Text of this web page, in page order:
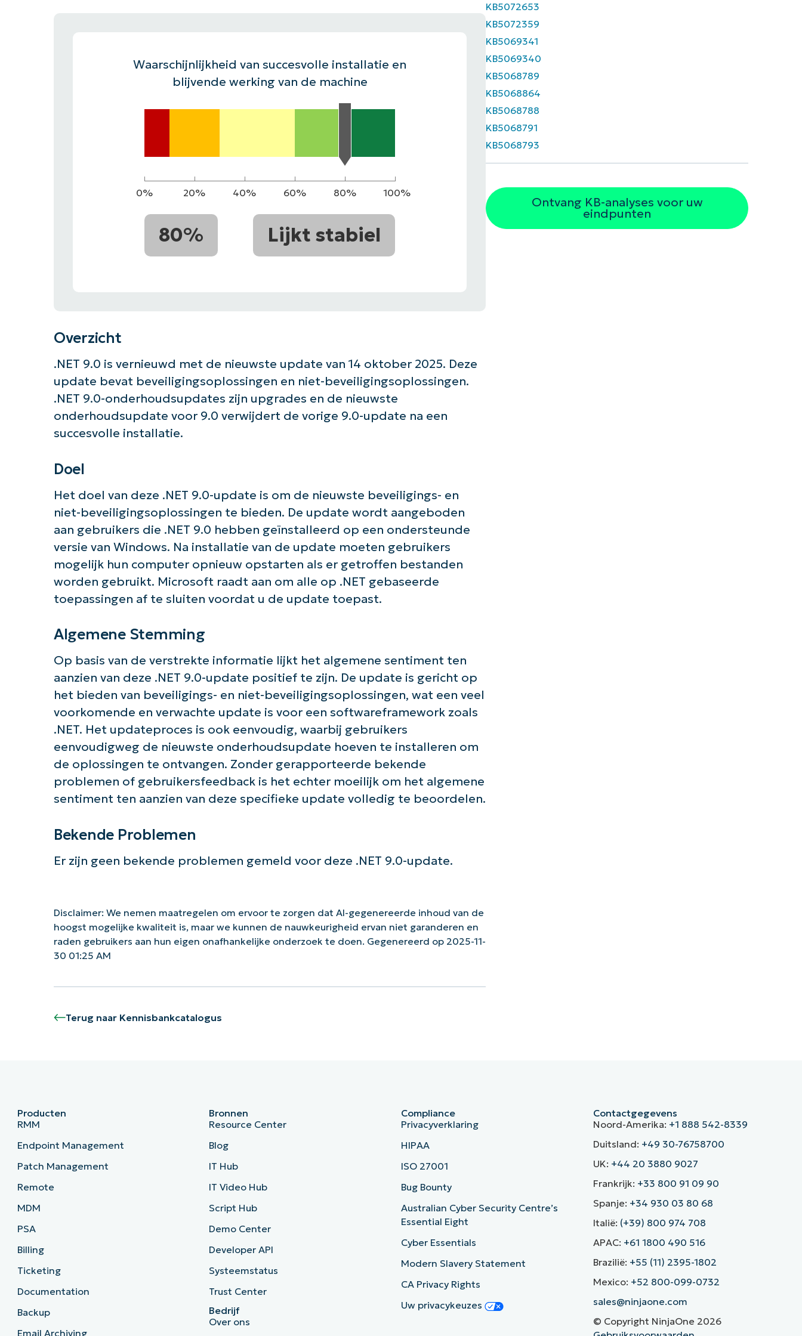
Waarschijnlijkheid van succesvolle installatie en
blijvende werking van de machine
0% 20% 40% 60% 80% 100%
80% Lijkt stabiel
Overzicht
.NET 9.0 is vernieuwd met de nieuwste update van 14 oktober 2025. Deze
update bevat beveiligingsoplossingen en niet-beveiligingsoplossingen.
.NET 9.0-onderhoudsupdates zijn upgrades en de nieuwste
onderhoudsupdate voor 9.0 verwijdert de vorige 9.0-update na een
succesvolle installatie.
Doel
Het doel van deze .NET 9.0-update is om de nieuwste beveiligings- en
niet-beveiligingsoplossingen te bieden. De update wordt aangeboden
aan gebruikers die .NET 9.0 hebben geïnstalleerd op een ondersteunde
versie van Windows. Na installatie van de update moeten gebruikers
mogelijk hun computer opnieuw opstarten als er getroffen bestanden
worden gebruikt. Microsoft raadt aan om alle op .NET gebaseerde
toepassingen af ​​te sluiten voordat u de update toepast.
Algemene Stemming
Op basis van de verstrekte informatie lijkt het algemene sentiment ten
aanzien van deze .NET 9.0-update positief te zijn. De update is gericht op
het bieden van beveiligings- en niet-beveiligingsoplossingen, wat een veel
voorkomende en verwachte update is voor een softwareframework zoals
.NET. Het updateproces is ook eenvoudig, waarbij gebruikers
eenvoudigweg de nieuwste onderhoudsupdate hoeven te installeren om
de oplossingen te ontvangen. Zonder gerapporteerde bekende
problemen of gebruikersfeedback is het echter moeilijk om het algemene
sentiment ten aanzien van deze specifieke update volledig te beoordelen.
Bekende Problemen
Er zijn geen bekende problemen gemeld voor deze .NET 9.0-update.
Disclaimer: We nemen maatregelen om ervoor te zorgen dat AI-gegenereerde inhoud van de
hoogst mogelijke kwaliteit is, maar we kunnen de nauwkeurigheid ervan niet garanderen en
raden gebruikers aan hun eigen onafhankelijke onderzoek te doen. Gegenereerd op 2025-11-
30 01:25 AM
Terug naar Kennisbankcatalogus
KB5072653
KB5072359
KB5069341
KB5069340
KB5068789
KB5068864
KB5068788
KB5068791
KB5068793
Ontvang KB-analyses voor uw
eindpunten
Aan de slag met NinjaOne AI-gestuurde KB-analyses!
First
and
last
name*
Business
Land
Company
name*
Producten
RMM
Endpoint Management
Patch Management
Remote
MDM
PSA
Billing
Ticketing
Documentation
Backup
Email Archiving
Bronnen
Resource Center
Blog
IT Hub
IT Video Hub
Script Hub
Demo Center
Developer API
Systeemstatus
Trust Center
Bedrijf
Over ons
Compliance
Privacyverklaring
HIPAA
ISO 27001
Bug Bounty
Australian Cyber Security Centre’s
Essential Eight
Cyber Essentials
Modern Slavery Statement
CA Privacy Rights
Uw privacykeuzes
Contactgegevens
Noord-Amerika: +1 888 542-8339
Duitsland: +49 30-76758700
UK: +44 20 3880 9027
Frankrijk: +33 800 91 09 90
Spanje: +34 930 03 80 68
Italië: (+39) 800 974 708
APAC: +61 1800 490 516
Brazilië: +55 (11) 2395-1802
Mexico: +52 800-099-0732
sales@ninjaone.com
© Copyright NinjaOne 2026